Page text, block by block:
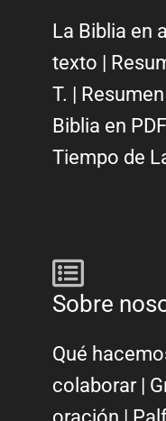
La Biblia en
texto
T.
Biblia en PDF
Tiempo de
Sobre
Qué
colaborar|